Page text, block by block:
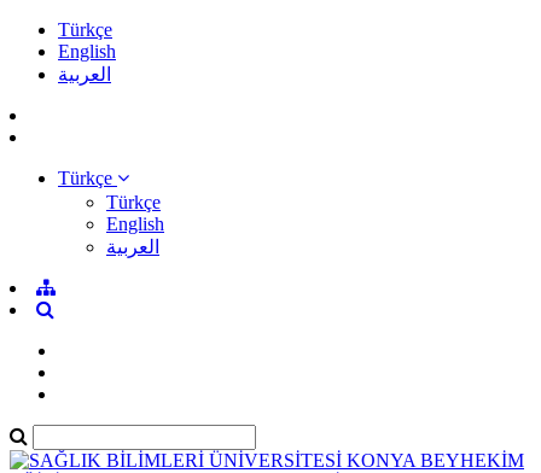
Türkçe
English
العربية
Türkçe
Türkçe
English
العربية